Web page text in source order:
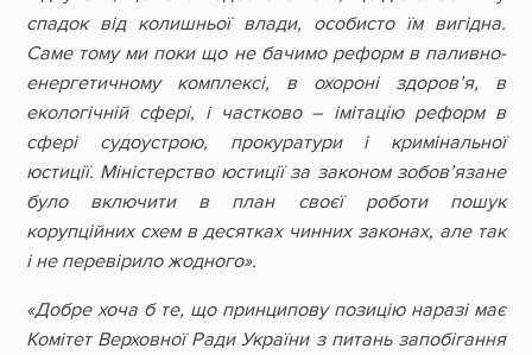
спадок від колишньої влади, особисто їм вигідна.
Саме тому ми поки що не бачимо реформ в паливно-
енергетичному комплексі, в охороні здоров’я, в
екологічній сфері, і частково – імітацію реформ в
сфері судоустрою, прокуратури і кримінальної
юстиції. Міністерство юстиції за законом зобов’язане
було включити в план своєї роботи пошук
корупційних схем в десятках чинних законах, але так
і не перевірило жодного».
«Добре хоча б те, що принципову позицію наразі має
Комітет Верховної Ради України з питань запобігання